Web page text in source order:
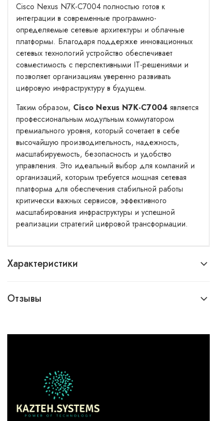
Cisco Nexus N7K-C7004 полностью готов к
интеграции в современные программно-
определяемые сетевые архитектуры и облачные
платформы. Благодаря поддержке инновационных
сетевых технологий устройство обеспечивает
совместимость с перспективными IT-решениями и
позволяет организациям уверенно развивать
цифровую инфраструктуру в будущем.
Таким образом, Cisco Nexus N7K-C7004 является
профессиональным модульным коммутатором
премиального уровня, который сочетает в себе
высочайшую производительность, надежность,
масштабируемость, безопасность и удобство
управления. Это идеальный выбор для компаний и
организаций, которым требуется мощная сетевая
платформа для обеспечения стабильной работы
критически важных сервисов, эффективного
масштабирования инфраструктуры и успешной
реализации стратегий цифровой трансформации.
Характеристики
Отзывы